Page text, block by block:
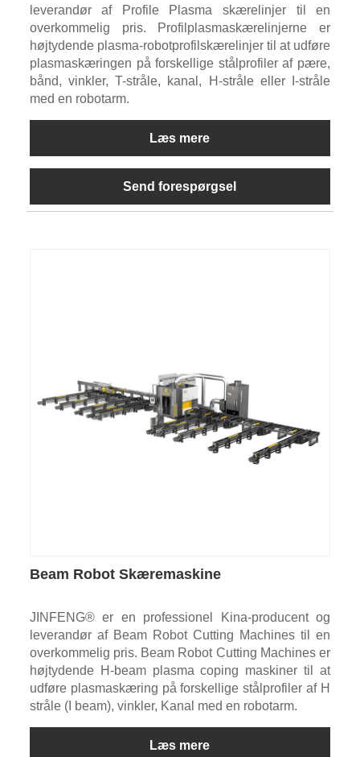
leverandør af Profile Plasma skærelinjer til en
overkommelig pris. Profilplasmaskærelinjerne er
højtydende plasma-robotprofilskærelinjer til at udføre
plasmaskæringen på forskellige stålprofiler af pære,
bånd, vinkler, T-stråle, kanal, H-stråle eller I-stråle
med en robotarm.
Læs mere
Send forespørgsel
Beam Robot Skæremaskine
JINFENG® er en professionel Kina-producent og
leverandør af Beam Robot Cutting Machines til en
overkommelig pris. Beam Robot Cutting Machines er
højtydende H-beam plasma coping maskiner til at
udføre plasmaskæring på forskellige stålprofiler af H
stråle (I beam), vinkler, Kanal med en robotarm.
Læs mere